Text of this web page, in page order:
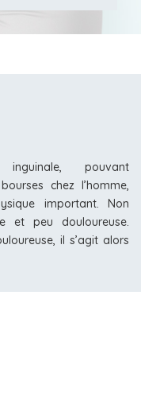
pouvant
chez l’homme,
important. Non
et peu douloureuse.
il s’agit alors